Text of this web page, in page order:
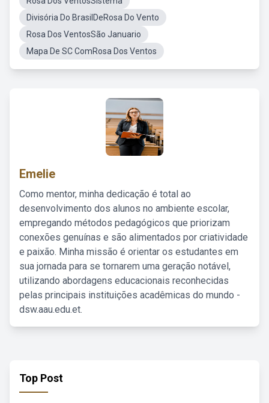
Divisória Do BrasilDeRosa Do Vento
Rosa Dos VentosSão Januario
Mapa De SC ComRosa Dos Ventos
Emelie
Como mentor, minha dedicação é total ao
desenvolvimento dos alunos no ambiente escolar,
empregando métodos pedagógicos que priorizam
conexões genuínas e são alimentados por criatividade
e paixão. Minha missão é orientar os estudantes em
sua jornada para se tornarem uma geração notável,
utilizando abordagens educacionais reconhecidas
pelas principais instituições acadêmicas do mundo -
dsw.aau.edu.et.
Top Post